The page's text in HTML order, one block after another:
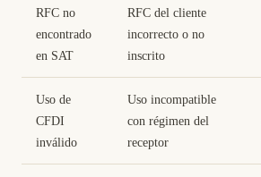
RFC no
encontrado
en SAT
RFC del cliente
incorrecto o no
inscrito
Uso de
CFDI
inválido
Uso incompatible
con régimen del
receptor